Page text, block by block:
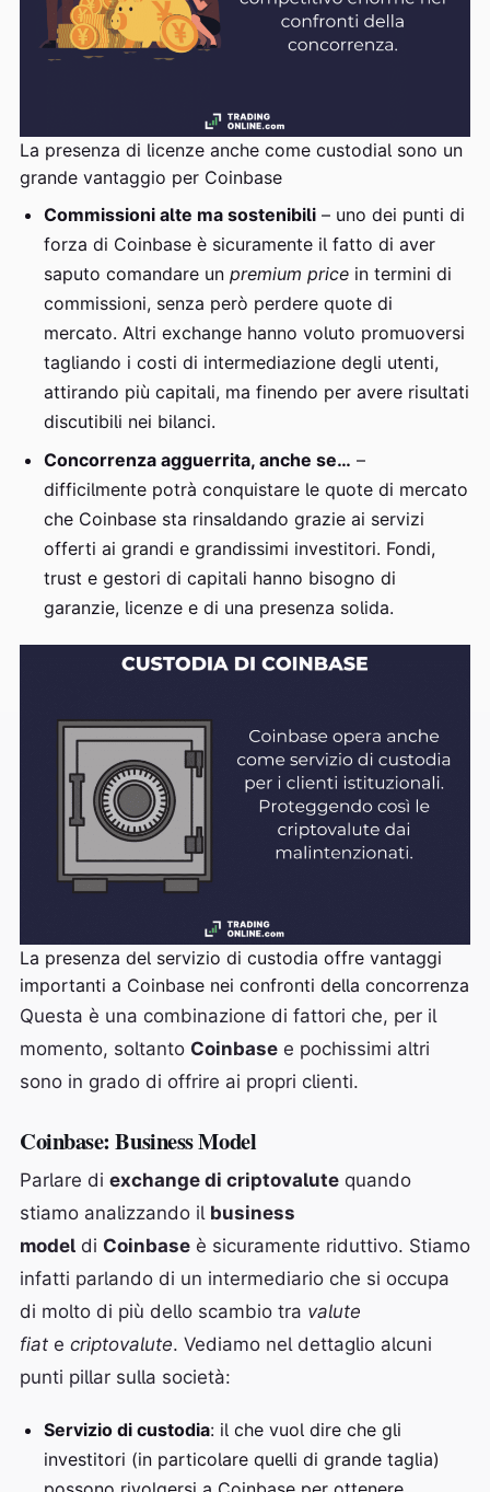
La presenza di licenze anche come custodial sono un
grande vantaggio per Coinbase
Commissioni alte ma sostenibili – uno dei punti di
forza di Coinbase è sicuramente il fatto di aver
saputo comandare un premium price in termini di
commissioni, senza però perdere quote di
mercato. Altri exchange hanno voluto promuoversi
tagliando i costi di intermediazione degli utenti,
attirando più capitali, ma finendo per avere risultati
discutibili nei bilanci.
Concorrenza agguerrita, anche se… –
difficilmente potrà conquistare le quote di mercato
che Coinbase sta rinsaldando grazie ai servizi
offerti ai grandi e grandissimi investitori. Fondi,
trust e gestori di capitali hanno bisogno di
garanzie, licenze e di una presenza solida.
La presenza del servizio di custodia offre vantaggi
importanti a Coinbase nei confronti della concorrenza
Questa è una combinazione di fattori che, per il
momento, soltanto Coinbase e pochissimi altri
sono in grado di offrire ai propri clienti.
Coinbase: Business Model
Parlare di exchange di criptovalute quando
stiamo analizzando il business
model di Coinbase è sicuramente riduttivo. Stiamo
infatti parlando di un intermediario che si occupa
di molto di più dello scambio tra valute
fiat e criptovalute. Vediamo nel dettaglio alcuni
punti pillar sulla società:
Servizio di custodia: il che vuol dire che gli
investitori (in particolare quelli di grande taglia)